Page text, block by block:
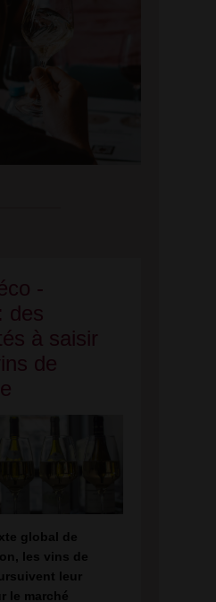
-
des
à saisir
de
global de
les vins de
leur
le marché